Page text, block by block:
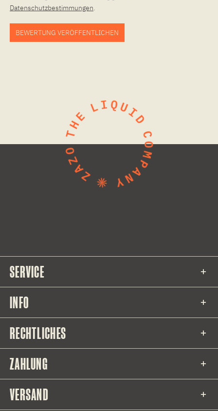
Datenschutzbestimmungen.
BEWERTUNG VERÖFFENTLICHEN
SERVICE
INFO
RECHTLICHES
ZAHLUNG
VERSAND